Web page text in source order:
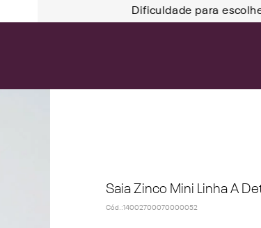
Dificuldade para
Saia Zinco Mini Linha A
Cód. :14002700070000052